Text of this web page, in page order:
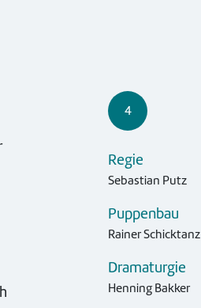
4
Regie
Sebastian Putz
Puppenbau
Rainer Schicktanz
Dramaturgie
Henning Bakker